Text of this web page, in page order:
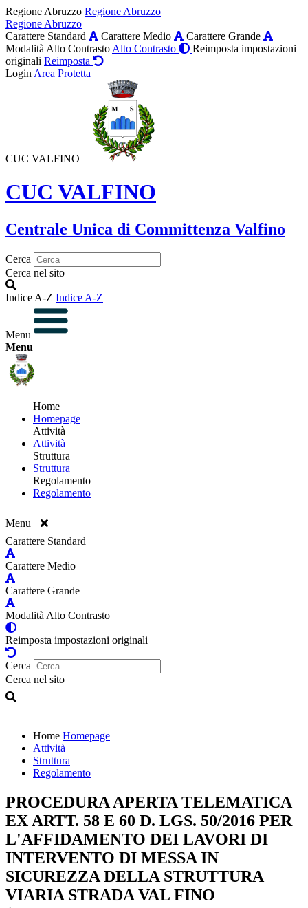
Regione Abruzzo Regione Abruzzo
Regione Abruzzo
Carattere Standard
Carattere Medio
Carattere Grande
Modalità Alto Contrasto Alto Contrasto
Reimposta impostazioni
originali Reimposta
Login Area Protetta
CUC VALFINO
CUC VALFINO
Centrale Unica di Committenza Valfino
Cerca
Cerca nel sito
Indice A-Z Indice A-Z
Menu
Menu
Home
Homepage
Attività
Attività
Struttura
Struttura
Regolamento
Regolamento
Menu
Carattere Standard
Carattere Medio
Carattere Grande
Modalità Alto Contrasto
Reimposta impostazioni originali
Cerca
Cerca nel sito
Home Homepage
Attività
Struttura
Regolamento
PROCEDURA APERTA TELEMATICA
EX ARTT. 58 E 60 D. LGS. 50/2016 PER
L'AFFIDAMENTO DEI LAVORI DI
INTERVENTO DI MESSA IN
SICUREZZA DELLA STRUTTURA
VIARIA STRADA VAL FINO